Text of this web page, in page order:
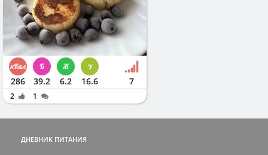
286 39.2 6.2 16.6 7
2 1
ДНЕВНИК ПИТАНИЯ